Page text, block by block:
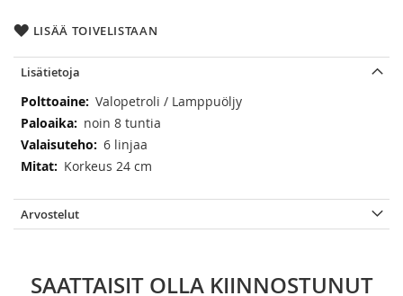
LISÄÄ TOIVELISTAAN
Lisätietoja
Lisätietoja
Valopetroli / Lamppuöljy
noin 8 tuntia
6 linjaa
Korkeus 24 cm
Arvostelut
SAATTAISIT OLLA KIINNOSTUNUT